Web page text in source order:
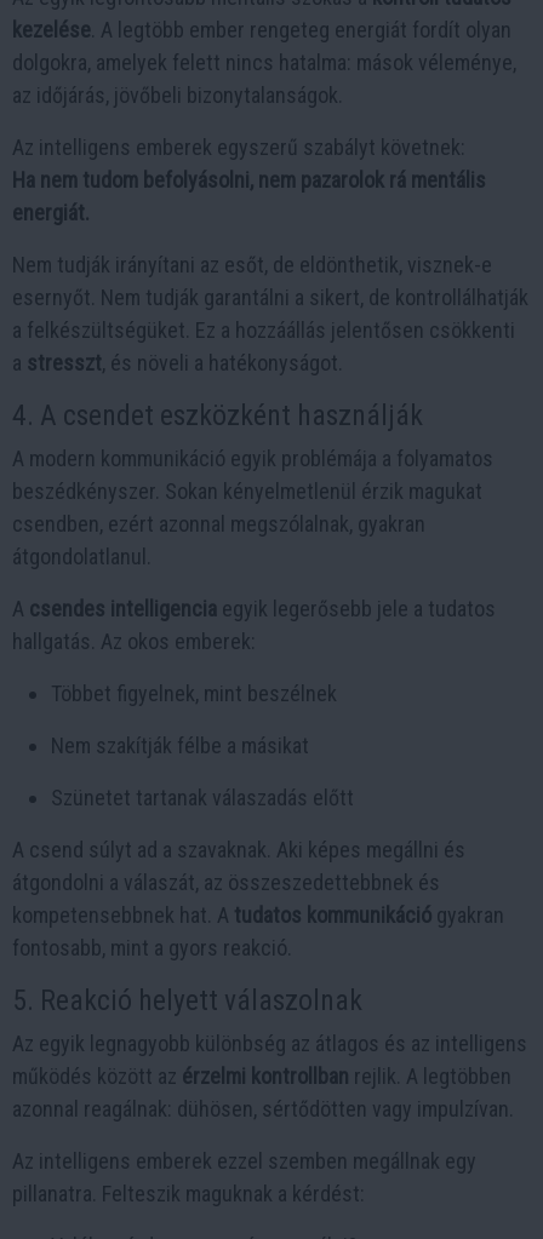
kezelése . A legtöbb ember rengeteg energiát fordít olyan
dolgokra, amelyek felett nincs hatalma: mások véleménye,
az időjárás, jövőbeli bizonytalanságok.
Az intelligens emberek egyszerű szabályt követnek:
Ha nem tudom befolyásolni, nem pazarolok rá mentális
energiát.
Nem tudják irányítani az esőt, de eldönthetik, visznek-e
esernyőt. Nem tudják garantálni a sikert, de kontrollálhatják
a felkészültségüket. Ez a hozzáállás jelentősen csökkenti
a stresszt, és növeli a hatékonyságot.
4. A csendet eszközként használják
A modern kommunikáció egyik problémája a folyamatos
beszédkényszer. Sokan kényelmetlenül érzik magukat
csendben, ezért azonnal megszólalnak, gyakran
átgondolatlanul.
A csendes intelligencia egyik legerősebb jele a tudatos
hallgatás. Az okos emberek:
Többet figyelnek, mint beszélnek
Nem szakítják félbe a másikat
Szünetet tartanak válaszadás előtt
A csend súlyt ad a szavaknak. Aki képes megállni és
átgondolni a válaszát, az összeszedettebbnek és
kompetensebbnek hat. A tudatos kommunikáció gyakran
fontosabb, mint a gyors reakció.
5. Reakció helyett válaszolnak
Az egyik legnagyobb különbség az átlagos és az intelligens
működés között az érzelmi kontrollban rejlik. A legtöbben
azonnal reagálnak: dühösen, sértődötten vagy impulzívan.
Az intelligens emberek ezzel szemben megállnak egy
pillanatra. Felteszik maguknak a kérdést: